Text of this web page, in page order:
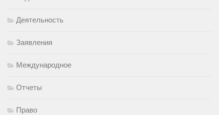
Деятельность
Заявления
Международное
Отчеты
Право